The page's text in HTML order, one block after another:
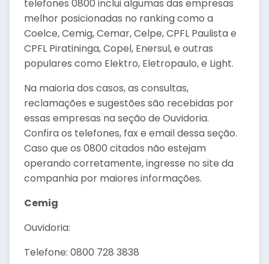
telefones 0800 inclui algumas das empresas
melhor posicionadas no ranking como a
Coelce, Cemig, Cemar, Celpe, CPFL Paulista e
CPFL Piratininga, Copel, Enersul, e outras
populares como Elektro, Eletropaulo, e Light.
Na maioria dos casos, as consultas,
reclamações e sugestões são recebidas por
essas empresas na seção de Ouvidoria.
Confira os telefones, fax e email dessa seção.
Caso que os 0800 citados não estejam
operando corretamente, ingresse no site da
companhia por maiores informações.
Cemig
Ouvidoria:
Telefone: 0800 728 3838